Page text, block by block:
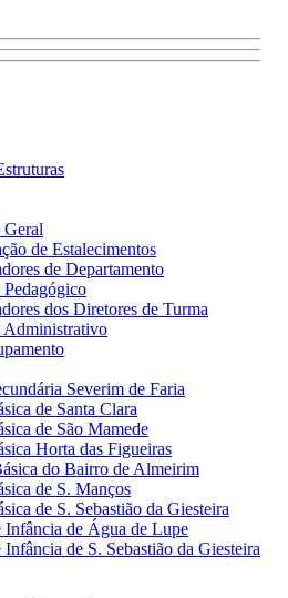
Geral
de Estalecimentos
de Departamento
dos Diretores de Turma
Administrativo
Severim de Faria
de Santa Clara
de São Mamede
Horta das Figueiras
do Bairro de Almeirim
de S. Manços
de S. Sebastião da Giesteira
Infância de Água de Lupe
Infância de S. Sebastião da Giesteira